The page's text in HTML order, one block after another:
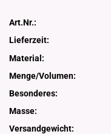
Art.Nr.:
Lieferzeit:
Material:
Menge/Volumen:
Besonderes:
Masse:
Versandgewicht: